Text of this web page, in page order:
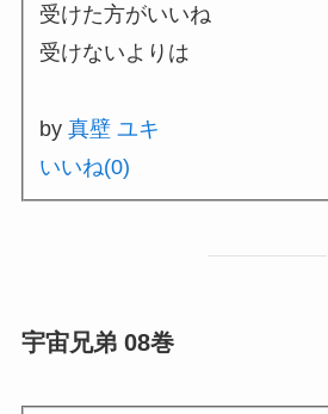
受けた方がいいね
受けないよりは
by真壁 ユキ
いいね(0)
宇宙兄弟 08巻